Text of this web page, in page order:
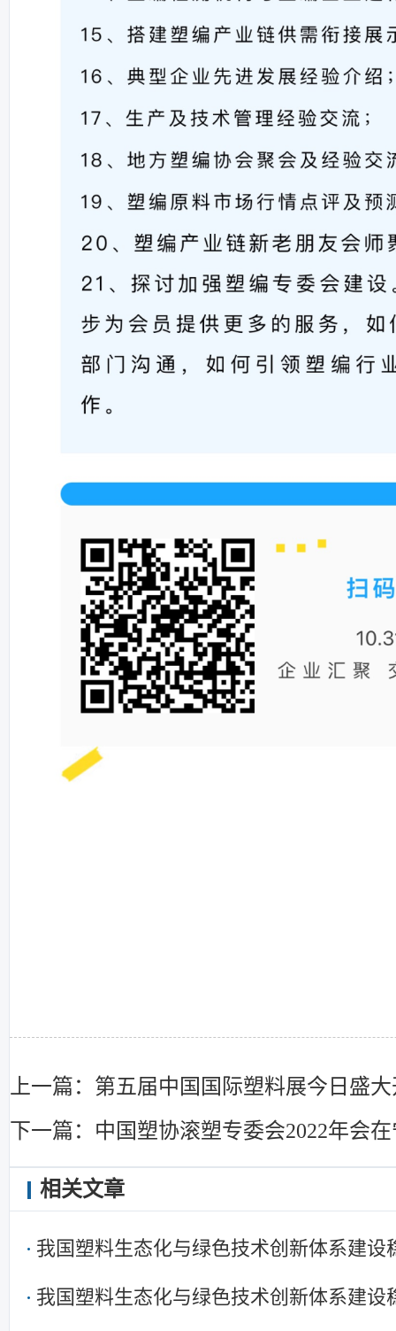
上一篇：第五届中国国际塑料展今日盛
下一篇：中国塑协滚塑专委会2022年会
相关文章
我国塑料生态化与绿色技术创新体系建设
我国塑料生态化与绿色技术创新体系建设